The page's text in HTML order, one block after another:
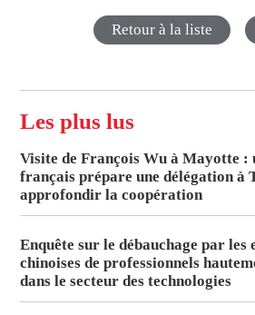
Retour à la liste
Les plus lus
Visite de François Wu à Mayotte :
français prépare une délégation à
approfondir la coopération
Enquête sur le débauchage par les
chinoises de professionnels
dans le secteur des technologies